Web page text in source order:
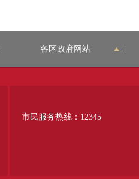
各区政府网站
市民服务热线：12345